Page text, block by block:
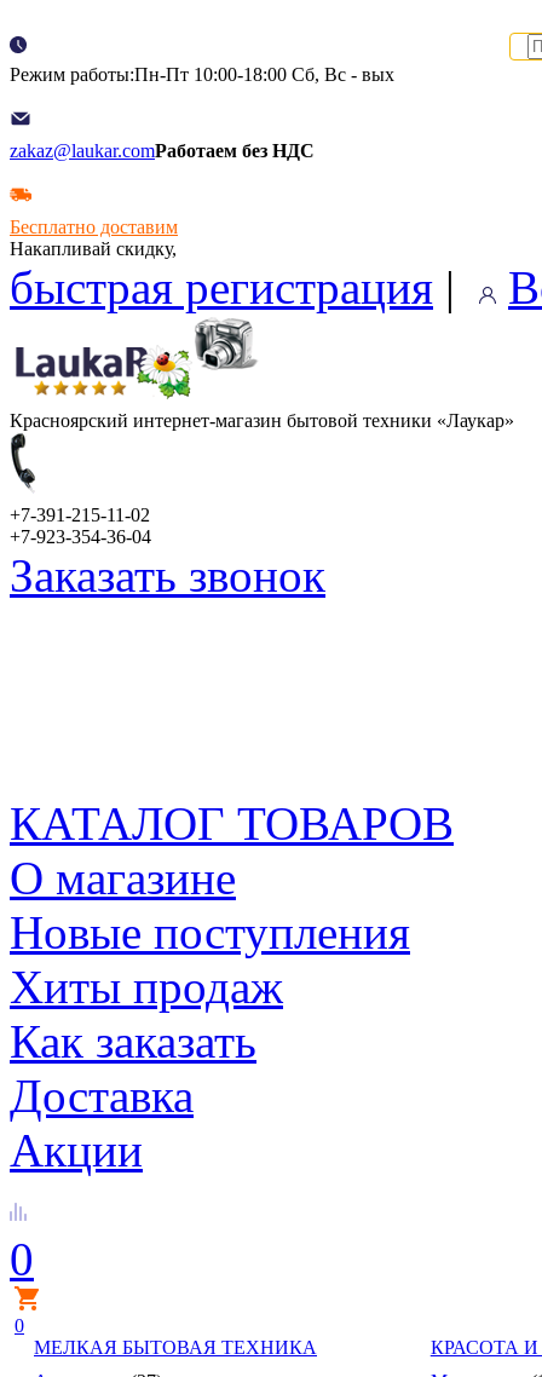
Режим работы:Пн-Пт 10:00-18:00 Сб, Вс - вых
zakaz@laukar.comРаботаем без НДС
Бесплатно доставим
Накапливай скидку,
быстрая регистрация |
Красноярский интернет-магазин бытовой техники «Лаукар»
+7-391-215-11-02
+7-923-354-36-04
Заказать звонок
КАТАЛОГ ТОВАРОВ
О магазине
Новые поступления
Хиты продаж
Как заказать
Доставка
Акции
0
0
МЕЛКАЯ БЫТОВАЯ ТЕХНИКА
КРАСОТА И